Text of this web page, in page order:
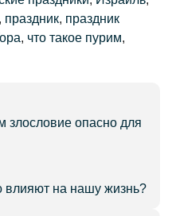
, праздник, праздник
, что такое пурим,
злословие опасно для
влияют на нашу жизнь?